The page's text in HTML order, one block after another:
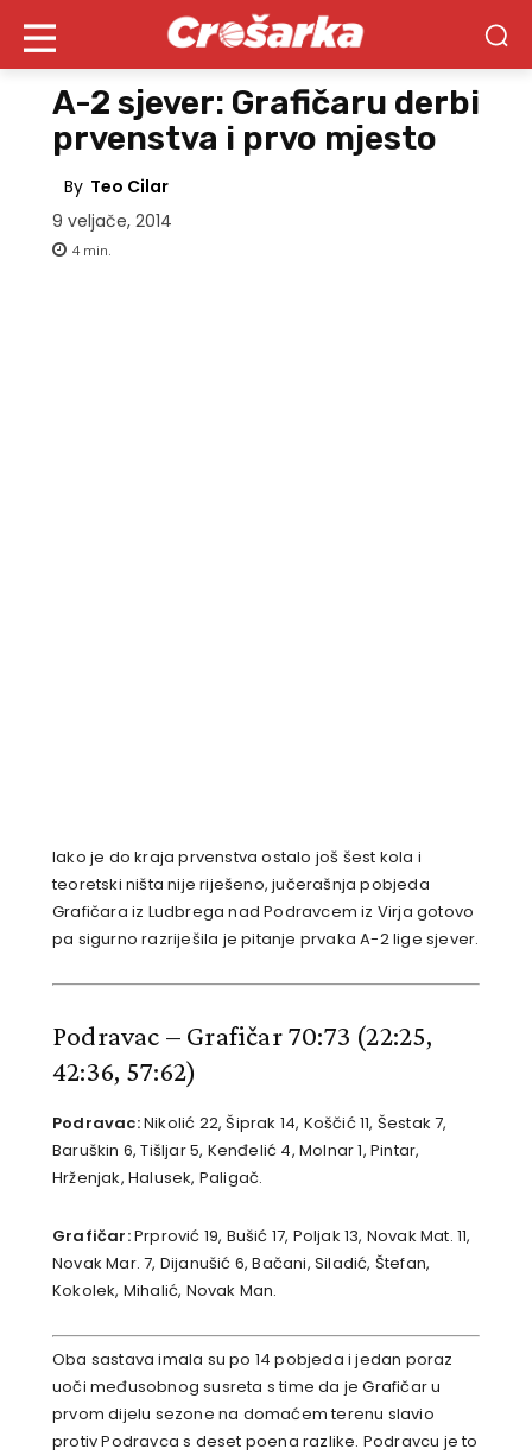
A-2 sjever: Grafičaru derbi
prvenstva i prvo mjesto
By Teo Cilar
9 veljače, 2014
4 min.
Iako je do kraja prvenstva ostalo još šest kola i
teoretski ništa nije riješeno, jučerašnja pobjeda
Grafičara iz Ludbrega nad Podravcem iz Virja gotovo
pa sigurno razriješila je pitanje prvaka A-2 lige sjever.
Podravac – Grafičar 70:73 (22:25,
42:36, 57:62)
Podravac:Nikolić 22, Šiprak 14, Koščić 11, Šestak 7,
Baruškin 6, Tišljar 5, Kenđelić 4, Molnar 1, Pintar,
Hrženjak, Halusek, Paligač.
Grafičar:Prprović 19, Bušić 17, Poljak 13, Novak Mat. 11,
Novak Mar. 7, Dijanušić 6, Bačani, Siladić, Štefan,
Kokolek, Mihalić, Novak Man.
Oba sastava imala su po 14 pobjeda i jedan poraz
uoči međusobnog susreta s time da je Grafičar u
prvom dijelu sezone na domaćem terenu slavio
protiv Podravca s deset poena razlike. Podravcu je to